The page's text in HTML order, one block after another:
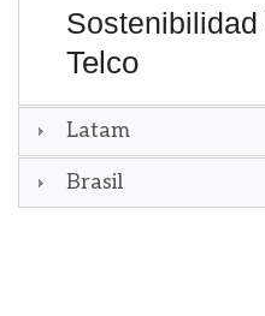
Sostenibilidad
Telco
Latam
Brasil